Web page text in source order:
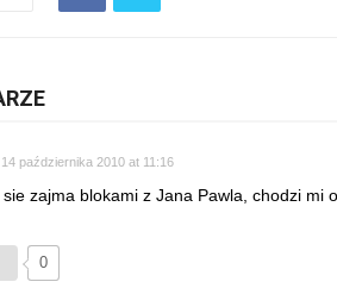
14 października 2010 at 11:16
sie zajma blokami z Jana Pawla, chodzi mi
0